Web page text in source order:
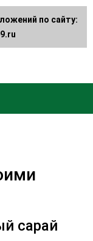
сарай
по сайту: